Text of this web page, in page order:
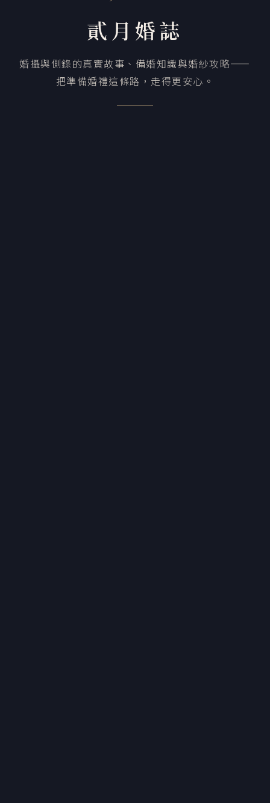
貳月婚誌
婚攝與側錄的真實故事、備婚知識與婚紗攻略——
把準備婚禮這條路，走得更安心。